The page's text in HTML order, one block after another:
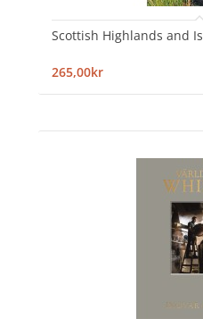
Scottish Highlands and
265,00kr